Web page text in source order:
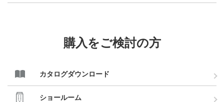
購入をご検討の方
カタログダウンロード
ショールーム